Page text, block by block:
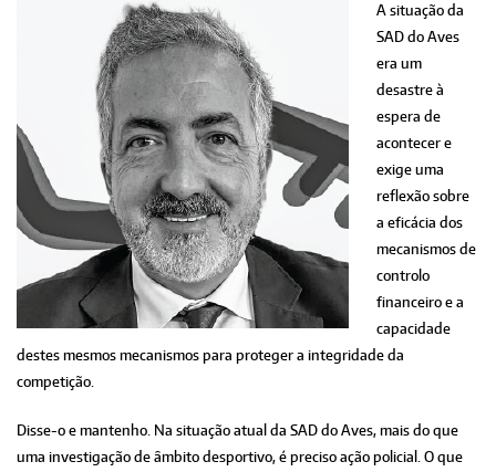
A situação da
SAD do Aves
era um
desastre à
espera de
acontecer e
exige uma
reflexão sobre
a eficácia dos
mecanismos de
controlo
financeiro e a
capacidade
destes mesmos mecanismos para proteger a integridade da
competição.
Disse-o e mantenho. Na situação atual da SAD do Aves, mais do que
uma investigação de âmbito desportivo, é preciso ação policial. O que